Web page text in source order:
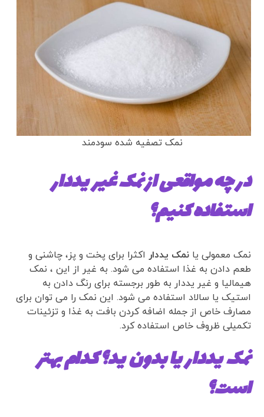
نمک تصفیه شده سودمند
در چه مواقعی از نمک غیر یددار
استفاده کنیم؟
نمک معمولی یانمک یددار اکثرا برای پخت و پز، چاشنی و
طعم دادن به غذا استفاده می شود. به غیر از این ، نمک
هیمالیا و غیر یددار به طور برجسته برای رنگ دادن به
استیک یا سالاد استفاده می شود. این نمک را می توان برای
مصارف خاص از جمله اضافه کردن بافت به غذا و تزئینات
تکمیلی ظروف خاص استفاده کرد.
نمک یددار یا بدون ید؟ کدام بهتر
است؟